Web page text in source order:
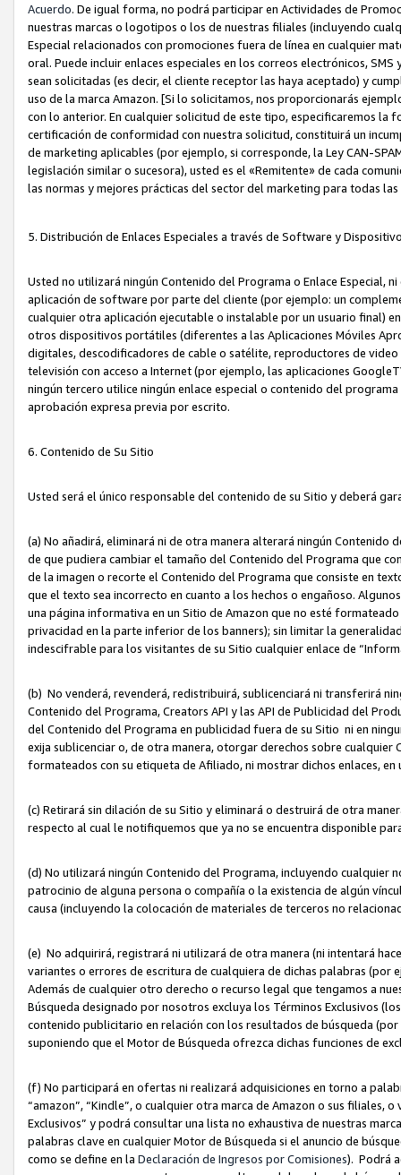
Acuerdo. De igual forma, no podrá participar en Actividades de
nuestras marcas o logotipos o los de nuestras filiales (incluyendo
Especial relacionados con promociones fuera de línea en cualquier
oral. Puede incluir enlaces especiales en los correos electrónicos,
sean solicitadas (es decir, el cliente receptor las haya aceptado) y
uso de la marca Amazon. [Si lo solicitamos, nos proporcionarás
con lo anterior. En cualquier solicitud de este tipo, especificaremos
certificación de conformidad con nuestra solicitud, constituirá un
de marketing aplicables (por ejemplo, si corresponde, la Ley CAN-
legislación similar o sucesora), usted es el «Remitente» de cada
las normas y mejores prácticas del sector del marketing para todas
5. Distribución de Enlaces Especiales a través de Software y
Usted no utilizará ningún Contenido del Programa o Enlace Especial,
aplicación de software por parte del cliente (por ejemplo: un
cualquier otra aplicación ejecutable o instalable por un usuario final)
otros dispositivos portátiles (diferentes a las Aplicaciones Móviles
digitales, descodificadores de cable o satélite, reproductores de
televisión con acceso a Internet (por ejemplo, las aplicaciones
ningún tercero utilice ningún enlace especial o contenido del
aprobación expresa previa por escrito.
6. Contenido de Su Sitio
Usted será el único responsable del contenido de su Sitio y deberá
(a) No añadirá, eliminará ni de otra manera alterará ningún
de que pudiera cambiar el tamaño del Contenido del Programa que
de la imagen o recorte el Contenido del Programa que consiste en
que el texto sea incorrecto en cuanto a los hechos o engañoso.
una página informativa en un Sitio de Amazon que no esté
privacidad en la parte inferior de los banners); sin limitar la
indescifrable para los visitantes de su Sitio cualquier enlace de
(b) No venderá, revenderá, redistribuirá, sublicenciará ni transferirá
Contenido del Programa, Creators API y las API de Publicidad del
del Contenido del Programa en publicidad fuera de su Sitio ni en
exija sublicenciar o, de otra manera, otorgar derechos sobre
formateados con su etiqueta de Afiliado, ni mostrar dichos enlaces,
(c) Retirará sin dilación de su Sitio y eliminará o destruirá de otra
respecto al cual le notifiquemos que ya no se encuentra disponible
(d) No utilizará ningún Contenido del Programa, incluyendo cualquier
patrocinio de alguna persona o compañía o la existencia de algún
causa (incluyendo la colocación de materiales de terceros no
(e) No adquirirá, registrará ni utilizará de otra manera (ni intentará
variantes o errores de escritura de cualquiera de dichas palabras (por
Además de cualquier otro derecho o recurso legal que tengamos a
Búsqueda designado por nosotros excluya los Términos Exclusivos
contenido publicitario en relación con los resultados de búsqueda
suponiendo que el Motor de Búsqueda ofrezca dichas funciones de
(f) No participará en ofertas ni realizará adquisiciones en torno a
“amazon”, “Kindle”, o cualquier otra marca de Amazon o sus filiales,
Exclusivos” y podrá consultar una lista no exhaustiva de nuestras
palabras clave en cualquier Motor de Búsqueda si el anuncio de
como se define en la Declaración de Ingresos por Comisiones). Podrá